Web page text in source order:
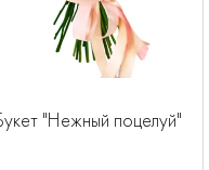
"Нежный поцелуй"